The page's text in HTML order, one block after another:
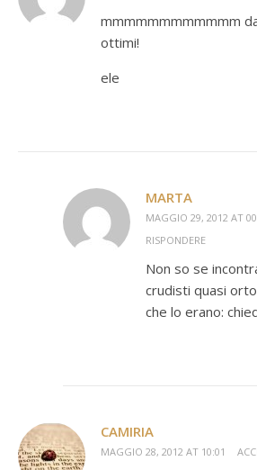
mmmmmmmmmmmm
ottimi!
ele
MARTA
MAGGIO 29, 2012 AT
RISPONDERE
Non so se
crudisti quasi
che lo erano:
CAMIRIA
MAGGIO 28, 2012 AT 10:01